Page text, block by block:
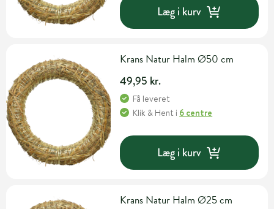
Læg i kurv
Krans Natur Halm Ø50 cm
49,95 kr.
Få leveret
Klik & Hent i 6 centre
Læg i kurv
Krans Natur Halm Ø25 cm